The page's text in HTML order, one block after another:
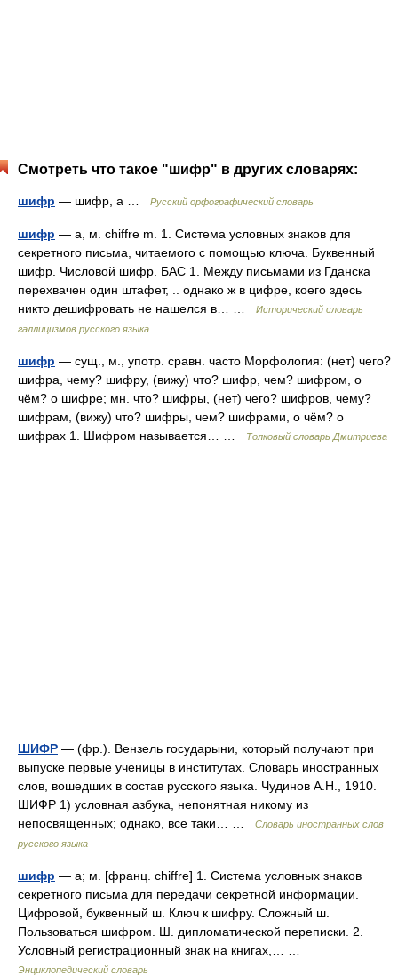
Смотреть что такое "шифр" в других словарях:
шифр — шифр, а … Русский орфографический словарь
шифр — а, м. chiffre m. 1. Система условных знаков для
секретного письма, читаемого с помощью ключа. Буквенный
шифр. Числовой шифр. БАС 1. Между письмами из Гданска
перехвачен один штафет, .. однако ж в цифре, коего здесь
никто дешифровать не нашелся в… …
Исторический словарь
галлицизмов русского языка
шифр — сущ., м., употр. сравн. часто Морфология: (нет) чего?
шифра, чему? шифру, (вижу) что? шифр, чем? шифром, о
чём? о шифре; мн. что? шифры, (нет) чего? шифров, чему?
шифрам, (вижу) что? шифры, чем? шифрами, о чём? о
шифрах 1. Шифром называется… …
Толковый словарь Дмитриева
ШИФР — (фр.). Вензель государыни, который получают при
выпуске первые ученицы в институтах. Словарь иностранных
слов, вошедших в состав русского языка. Чудинов А.Н., 1910.
ШИФР 1) условная азбука, непонятная никому из
непосвященных; однако, все таки… …
Словарь иностранных слов
русского языка
шифр — а; м. [франц. chiffre] 1. Система условных знаков
секретного письма для передачи секретной информации.
Цифровой, буквенный ш. Ключ к шифру. Сложный ш.
Пользоваться шифром. Ш. дипломатической переписки. 2.
Условный регистрационный знак на книгах,… …
Энциклопедический словарь